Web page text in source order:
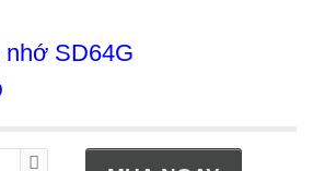
nhớ SD64G